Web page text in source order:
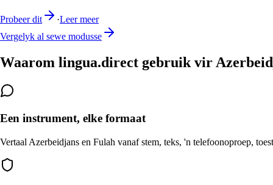
Probeer dit ·Leer meer
Vergelyk al sewe modusse
Waarom lingua.direct gebruik vir
Een instrument, elke formaat
Vertaal Azerbeidjans en Fulah vanaf stem, teks, 'n telefoonoproep,